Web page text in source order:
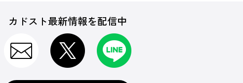
カドスト最新情報を配信中